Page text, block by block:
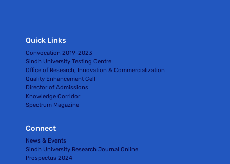
Quick Links
Convocation 2019-2023
Sindh University Testing Centre
Office of Research, Innovation & Commercialization
Quality Enhancement Cell
Director of Admissions
Knowledge Corridor
Spectrum Magazine
Connect
News & Events
Sindh University Research Journal Online
Prospectus 2024